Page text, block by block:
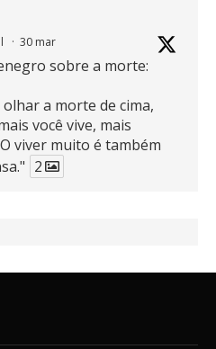
· 30 mar
sobre a morte:
a morte de cima,
você vive, mais
viver muito é também
2
X